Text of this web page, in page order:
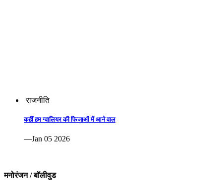
कहीं हम ग्वालियर की फिजाओं में आने वाल
—Jan 05 2026
मनोरंजन / बॉलीवुड